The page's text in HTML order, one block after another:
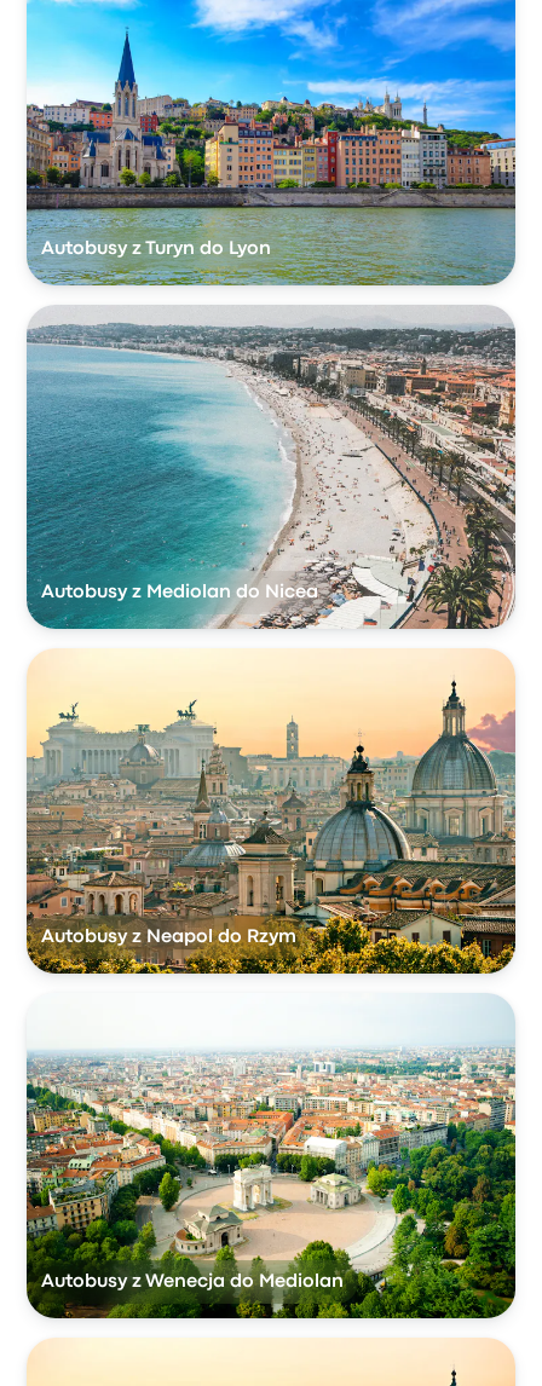
Autobusy z Turyn do Lyon
Autobusy z Mediolan do Nicea
Autobusy z Neapol do Rzym
Autobusy z Wenecja do Mediolan